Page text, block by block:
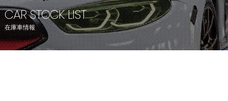
TUCとは？ 店舗情報 アクセスマップ
全国納車 特別作業 注文販売
CAR STOCK LIST
在庫車情報